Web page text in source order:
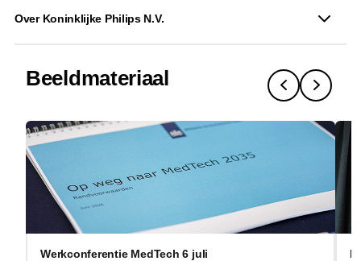
Over Koninklijke Philips N.V.
Beeldmateriaal
Werkconferentie MedTech 6 juli